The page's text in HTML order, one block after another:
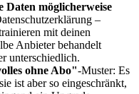
Daten möglicherweise
–
mit deinen
Anbieter behandelt
unterschiedlich.
ohne Abo"-Muster: Es
ist aber so eingeschränkt,